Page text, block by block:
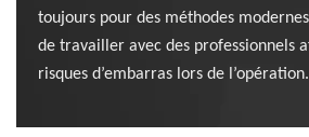
toujours pour des méthodes
de travailler avec des professionnels
risques d’embarras lors de l’opération.